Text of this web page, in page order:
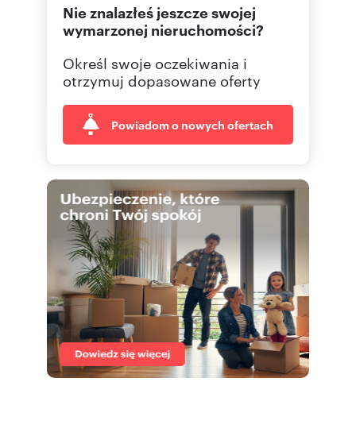
+48534 Pokaż telefon
Nie znalazłeś jeszcze swojej
wymarzonej nieruchomości?
Określ swoje oczekiwania i
otrzymuj dopasowane oferty
Powiadom o nowych ofertach